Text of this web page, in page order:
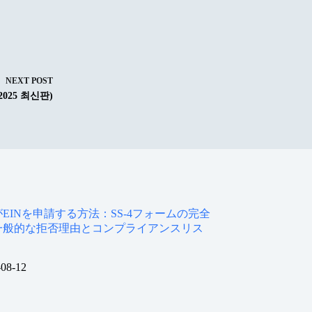
NEXT POST
최신판)
を申請する方法：SS-4フォームの完全
的な拒否理由とコンプライアンスリス
12